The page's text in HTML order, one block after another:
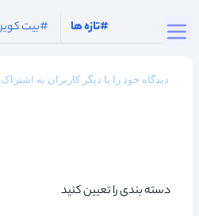
#تازه ها #بیت